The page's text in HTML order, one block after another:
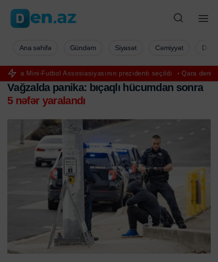
Assosiasiyasının prezidenti seçildi Qara dənizdə Türkiyə
Ana səhifə Gündəm Siyasət Cəmiyyət
Vağzalda panika: bıçaqlı hücumdan sonra
5 nəfər yaralandı